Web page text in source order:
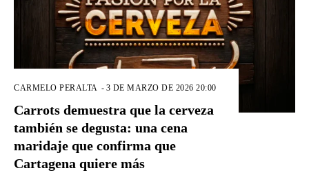
CARMELO PERALTA - 3 DE MARZO DE 2026 20:00
Carrots demuestra que la cerveza
también se degusta: una cena
maridaje que confirma que
Cartagena quiere más